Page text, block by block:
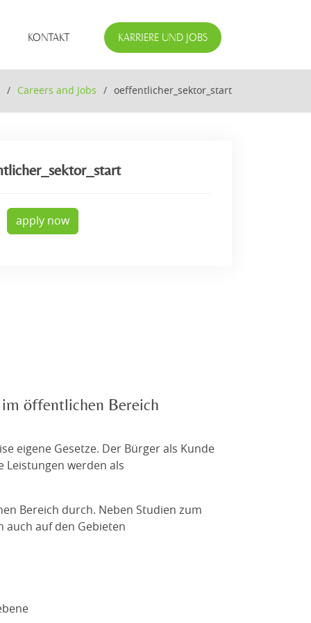
KONTAKT KARRIERE UND JOBS
Careers and Jobs oeffentlicher_sektor_start
apply now
öffentlichen Bereich
eigene Gesetze. Der Bürger als Kunde
Leistungen werden als
Bereich durch. Neben Studien zum
auch auf den Gebieten